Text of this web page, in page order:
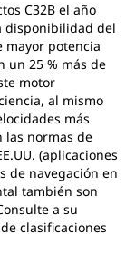
C32B el año
disponibilidad del
mayor potencia
un 25 % más de
motor
al mismo
más
las normas de
(aplicaciones
de navegación en
también son
a su
clasificaciones